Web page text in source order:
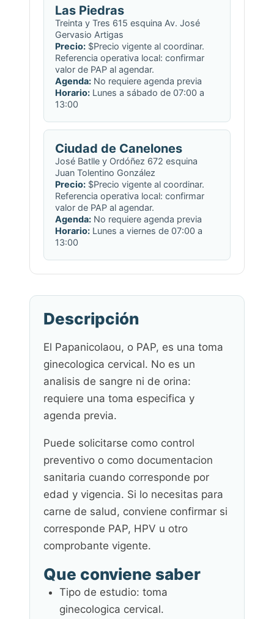
Las Piedras
Treinta y Tres 615 esquina Av. José
Gervasio Artigas
Precio: $Precio vigente al coordinar.
Referencia operativa local: confirmar
valor de PAP al agendar.
Agenda: No requiere agenda previa
Horario: Lunes a sábado de 07:00 a
13:00
Ciudad de Canelones
José Batlle y Ordóñez 672 esquina
Juan Tolentino González
Precio: $Precio vigente al coordinar.
Referencia operativa local: confirmar
valor de PAP al agendar.
Agenda: No requiere agenda previa
Horario: Lunes a viernes de 07:00 a
13:00
Descripción
El Papanicolaou, o PAP, es una toma
ginecologica cervical. No es un
analisis de sangre ni de orina:
requiere una toma especifica y
agenda previa.
Puede solicitarse como control
preventivo o como documentacion
sanitaria cuando corresponde por
edad y vigencia. Si lo necesitas para
carne de salud, conviene confirmar si
corresponde PAP, HPV u otro
comprobante vigente.
Que conviene saber
Tipo de estudio: toma
ginecologica cervical.